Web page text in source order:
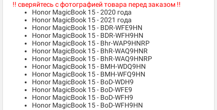
!! сверяйтесь с фотографией товара перед заказом !!
Honor MagicBook 15 - 2020 года
Honor MagicBook 15 - 2021 года
Honor MagicBook 15 - BDR-WFE9HN
Honor MagicBook 15 - BDR-WFH9HN
Honor MagicBook 15 - Bhr-WAP9HNRP
Honor MagicBook 15 - BhR-WAQ9HNR
Honor MagicBook 15 - BhR-WAQ9HNRP
Honor MagicBook 15 - BMH-WDQ9HN
Honor MagicBook 15 - BMH-WFQ9HN
Honor MagicBook 15 - BoD-WDH9
Honor MagicBook 15 - BoD-WFE9
Honor MagicBook 15 - BoD-WFH9
Honor MagicBook 15 - BoD-WFH9HN